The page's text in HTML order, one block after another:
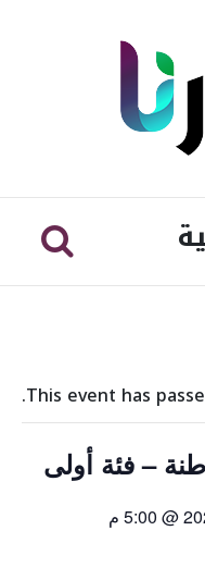
This event has
– فئة أولى
م